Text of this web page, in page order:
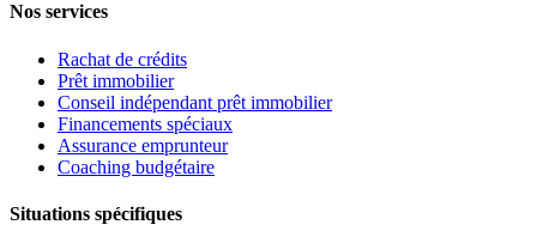
Nos services
Rachat de crédits
Prêt immobilier
Conseil indépendant prêt immobilier
Financements spéciaux
Assurance emprunteur
Coaching budgétaire
Situations spécifiques